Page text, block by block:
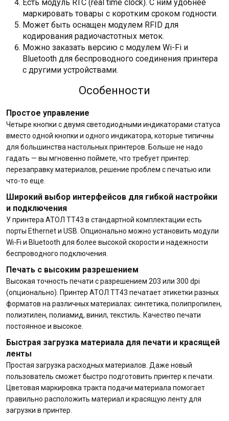
Есть модуль RTC (real time clock). С ним удобнее
маркировать товары с коротким сроком годности.
Может быть оснащен модулем RFID для
кодирования радиочастотных меток.
Можно заказать версию с модулем Wi-Fi и
Bluetooth для беспроводного соединения принтера
с другими устройствами.
Особенности
Простое управление
Четыре кнопки с двумя светодиодными индикаторами статуса
вместо одной кнопки и одного индикатора, которые типичны
для большинства настольных принтеров. Больше не надо
гадать — вы мгновенно поймете, что требует принтер:
перезаправку материалов, решение проблем с печатью или
что-то еще.
Широкий выбор интерфейсов для гибкой настройки
и подключения
У принтера АТОЛ TT43 в стандартной комплектации есть
порты Ethernet и USB. Опционально можно установить модули
Wi-Fi и Bluetooth для более высокой скорости и надежности
беспроводного подключения.
Печать с высоким разрешением
Высокая точность печати с разрешением 203 или 300 dpi
(опционально). Принтер АТОЛ TT43 печатает этикетки разных
форматов на различных материалах: синтетика, полипропилен,
полиэтилен, полиамид, винил, текстиль. Качество печати
постоянное и высокое.
Быстрая загрузка материала для печати и красящей
ленты
Простая загрузка расходных материалов. Даже новый
пользователь сможет быстро подготовить принтер к печати.
Цветовая маркировка тракта подачи материала помогает
правильно расположить материал и красящую ленту для
загрузки в принтер.